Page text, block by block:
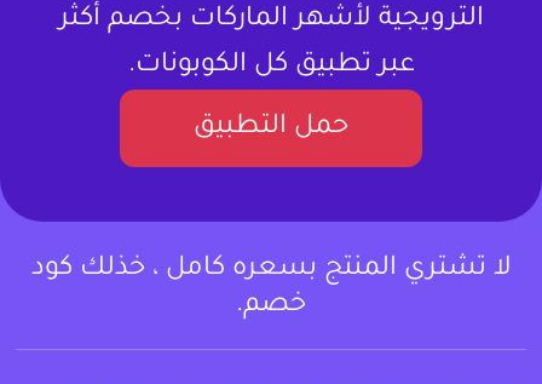
الترويجية لأشهر الماركات بخصم أكثر
عبر تطبيق كل الكوبونات.
حمل التطبيق
لا تشتري المنتج بسعره كامل ، خذلك كود
خصم.